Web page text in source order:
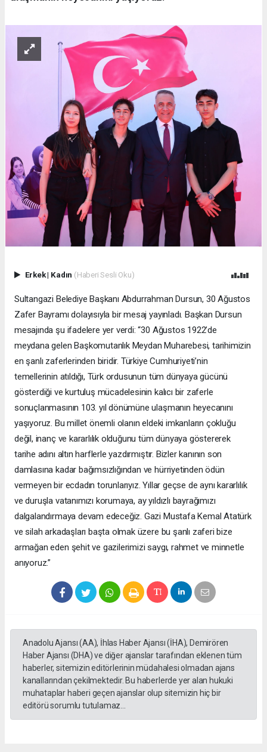
Erkek| Kadın (Haberi Sesli Oku)
Sultangazi Belediye Başkanı Abdurrahman Dursun, 30 Ağustos
Zafer Bayramı dolayısıyla bir mesaj yayınladı. Başkan Dursun
mesajında şu ifadelere yer verdi: “30 Ağustos 1922’de
meydana gelen Başkomutanlık Meydan Muharebesi, tarihimizin
en şanlı zaferlerinden biridir. Türkiye Cumhuriyeti’nin
temellerinin atıldığı, Türk ordusunun tüm dünyaya gücünü
gösterdiği ve kurtuluş mücadelesinin kalıcı bir zaferle
sonuçlanmasının 103. yıl dönümüne ulaşmanın heyecanını
yaşıyoruz. Bu millet önemli olanın eldeki imkanların çokluğu
değil, inanç ve kararlılık olduğunu tüm dünyaya göstererek
tarihe adını altın harflerle yazdırmıştır. Bizler kanının son
damlasına kadar bağımsızlığından ve hürriyetinden ödün
vermeyen bir ecdadın torunlarıyız. Yıllar geçse de aynı kararlılık
ve duruşla vatanımızı korumaya, ay yıldızlı bayrağımızı
dalgalandırmaya devam edeceğiz. Gazi Mustafa Kemal Atatürk
ve silah arkadaşları başta olmak üzere bu şanlı zaferi bize
armağan eden şehit ve gazilerimizi saygı, rahmet ve minnetle
anıyoruz.”
Anadolu Ajansı (AA), İhlas Haber Ajansı (İHA), Demirören
Haber Ajansı (DHA) ve diğer ajanslar tarafından eklenen tüm
haberler, sitemizin editörlerinin müdahalesi olmadan ajans
kanallarından çekilmektedir. Bu haberlerde yer alan hukuki
muhataplar haberi geçen ajanslar olup sitemizin hiç bir
editörü sorumlu tutulamaz...